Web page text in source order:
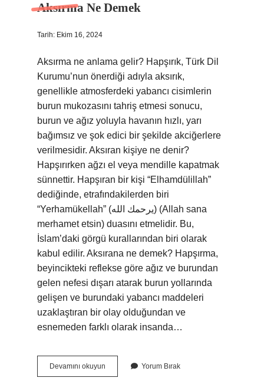
Aksırma Ne Demek
Tarih: Ekim 16, 2024
Aksırma ne anlama gelir? Hapşırık, Türk Dil
Kurumu’nun önerdiği adıyla aksırık,
genellikle atmosferdeki yabancı cisimlerin
burun mukozasını tahriş etmesi sonucu,
burun ve ağız yoluyla havanın hızlı, yarı
bağımsız ve şok edici bir şekilde akciğerlere
verilmesidir. Aksıran kişiye ne denir?
Hapşırırken ağzı el veya mendille kapatmak
sünnettir. Hapşıran bir kişi “Elhamdülillah”
dediğinde, etrafındakilerden biri
“Yerhamükellah” (يرحمك الله) (Allah sana
merhamet etsin) duasını etmelidir. Bu,
İslam’daki görgü kurallarından biri olarak
kabul edilir. Aksırana ne demek? Hapşırma,
beyincikteki reflekse göre ağız ve burundan
gelen nefesi dışarı atarak burun yollarında
gelişen ve burundaki yabancı maddeleri
uzaklaştıran bir olay olduğundan ve
esnemeden farklı olarak insanda…
Devamını okuyun
Ne
Yorum Bırak